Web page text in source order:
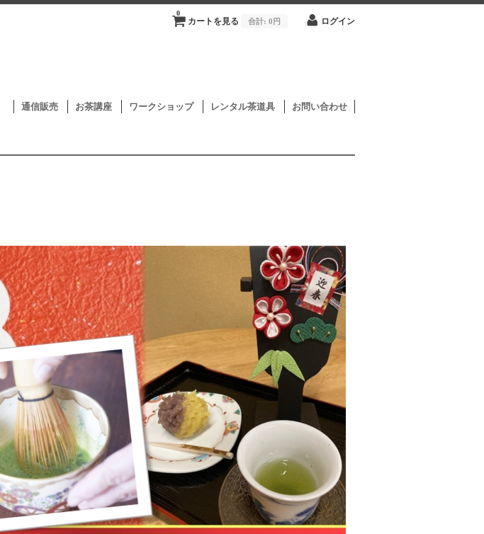
カートを見る
0
合計: 0円 ログイン
通信販売 お茶講座 ワークショップ レンタル茶道具 お問い合わせ